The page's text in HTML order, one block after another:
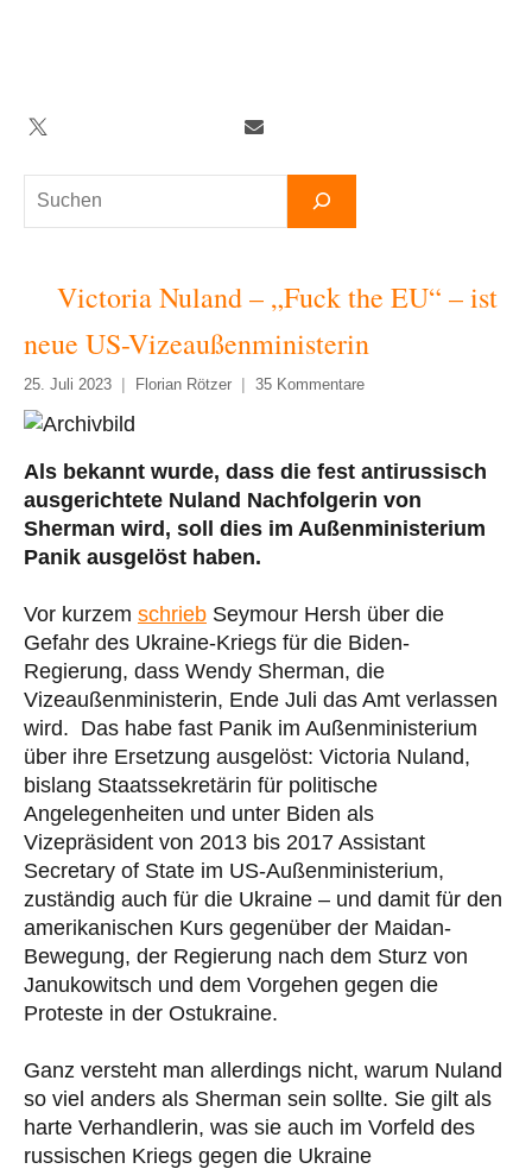
Suchen
Twitter TelegramNewsletter
Victoria Nuland – „Fuck the EU“ – ist
neue US-Vizeaußenministerin
25. Juli 2023 Florian Rötzer 35 Kommentare
Als bekannt wurde, dass die fest antirussisch
ausgerichtete Nuland Nachfolgerin von
Sherman wird, soll dies im Außenministerium
Panik ausgelöst haben.
Vor kurzem schrieb Seymour Hersh über die
Gefahr des Ukraine-Kriegs für die Biden-
Regierung, dass Wendy Sherman, die
Vizeaußenministerin, Ende Juli das Amt verlassen
wird. Das habe fast Panik im Außenministerium
über ihre Ersetzung ausgelöst: Victoria Nuland,
bislang Staatssekretärin für politische
Angelegenheiten und unter Biden als
Vizepräsident von 2013 bis 2017 Assistant
Secretary of State im US-Außenministerium,
zuständig auch für die Ukraine – und damit für den
amerikanischen Kurs gegenüber der Maidan-
Bewegung, der Regierung nach dem Sturz von
Janukowitsch und dem Vorgehen gegen die
Proteste in der Ostukraine.
Ganz versteht man allerdings nicht, warum Nuland
so viel anders als Sherman sein sollte. Sie gilt als
harte Verhandlerin, was sie auch im Vorfeld des
russischen Kriegs gegen die Ukraine